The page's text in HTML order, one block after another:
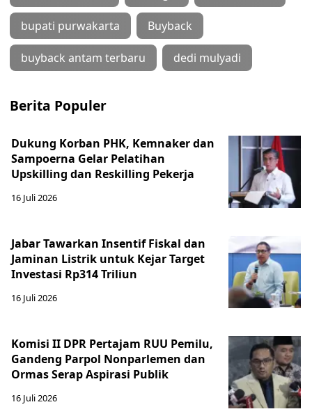
bupati purwakarta Buyback
buyback antam terbaru dedi mulyadi
Berita Populer
Dukung Korban PHK, Kemnaker dan
Sampoerna Gelar Pelatihan
Upskilling dan Reskilling Pekerja
16 Juli 2026
Jabar Tawarkan Insentif Fiskal dan
Jaminan Listrik untuk Kejar Target
Investasi Rp314 Triliun
16 Juli 2026
Komisi II DPR Pertajam RUU Pemilu,
Gandeng Parpol Nonparlemen dan
Ormas Serap Aspirasi Publik
16 Juli 2026